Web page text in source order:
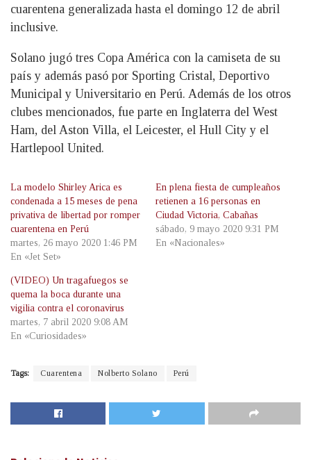
cuarentena generalizada hasta el domingo 12 de abril
inclusive.
Solano jugó tres Copa América con la camiseta de su
país y además pasó por Sporting Cristal, Deportivo
Municipal y Universitario en Perú. Además de los otros
clubes mencionados, fue parte en Inglaterra del West
Ham, del Aston Villa, el Leicester, el Hull City y el
Hartlepool United.
La modelo Shirley Arica es
condenada a 15 meses de pena
privativa de libertad por romper
cuarentena en Perú
martes, 26 mayo 2020 1:46 PM
En «Jet Set»
En plena fiesta de cumpleaños
retienen a 16 personas en
Ciudad Victoria, Cabañas
sábado, 9 mayo 2020 9:31 PM
En «Nacionales»
(VIDEO) Un tragafuegos se
quema la boca durante una
vigilia contra el coronavirus
martes, 7 abril 2020 9:08 AM
En «Curiosidades»
Tags: Cuarentena Nolberto Solano Perú